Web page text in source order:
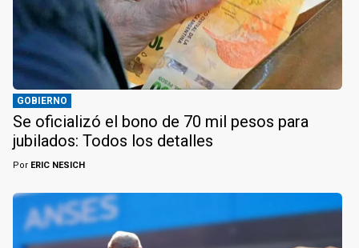
GOBIERNO
Se oficializó el bono de 70 mil pesos para
jubilados: Todos los detalles
Por ERIC NESICH